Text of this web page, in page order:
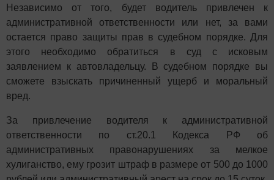
Независимо от того, будет водитель привлечен к
административной ответственности или нет, за вами
остается право защиты прав в судебном порядке. Для
этого необходимо обратиться в суд с исковым
заявлением к автовладельцу. В судебном порядке вы
сможете взыскать причиненный ущерб и моральный
вред.
За привлечение водителя к административной
ответственности по ст.20.1 Кодекса РФ об
административных правонарушениях за мелкое
хулиганство, ему грозит штраф в размере от 500 до 1000